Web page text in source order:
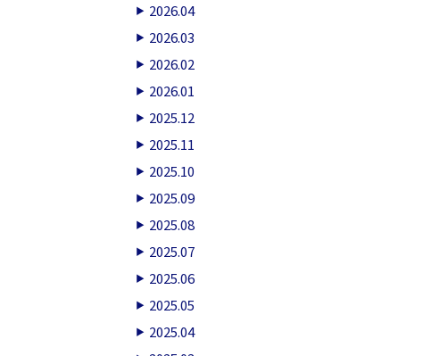
2026.04
2026.03
2026.02
2026.01
2025.12
2025.11
2025.10
2025.09
2025.08
2025.07
2025.06
2025.05
2025.04